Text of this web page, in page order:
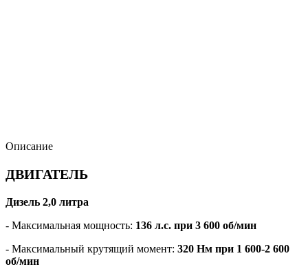
Описание
ДВИГАТЕЛЬ
Дизель 2,0 литра
- Максимальная мощность: 136 л.с. при 3 600 об/мин
- Максимальный крутящий момент: 320 Нм при 1 600-2 600
об/мин